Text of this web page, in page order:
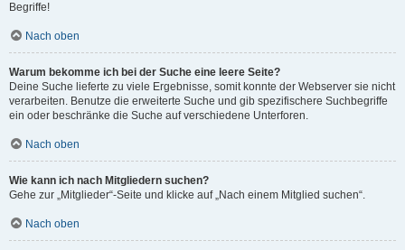
Begriffe!
Nach oben
Warum bekomme ich bei der Suche eine leere Seite?
Deine Suche lieferte zu viele Ergebnisse, somit konnte der Webserver sie nicht
verarbeiten. Benutze die erweiterte Suche und gib spezifischere Suchbegriffe
ein oder beschränke die Suche auf verschiedene Unterforen.
Nach oben
Wie kann ich nach Mitgliedern suchen?
Gehe zur „Mitglieder“-Seite und klicke auf „Nach einem Mitglied suchen“.
Nach oben